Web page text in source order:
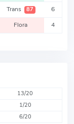
Trans 87 6
Flora 4
13/20
1/20
6/20